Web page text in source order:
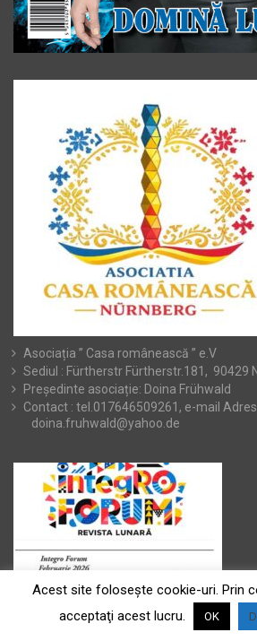
Asociația ” Casa românească ” e.V
Sediul : Fürtherstr Fürtherstr.181, 90429
Președinte asociație: Doina Frühwald
Contact : tel.017646509261, e-mail
doina.fruhwald@yahoo.de
Acest site foloseşte cookie-uri. Prin
acceptaţi acest lucru.
OK